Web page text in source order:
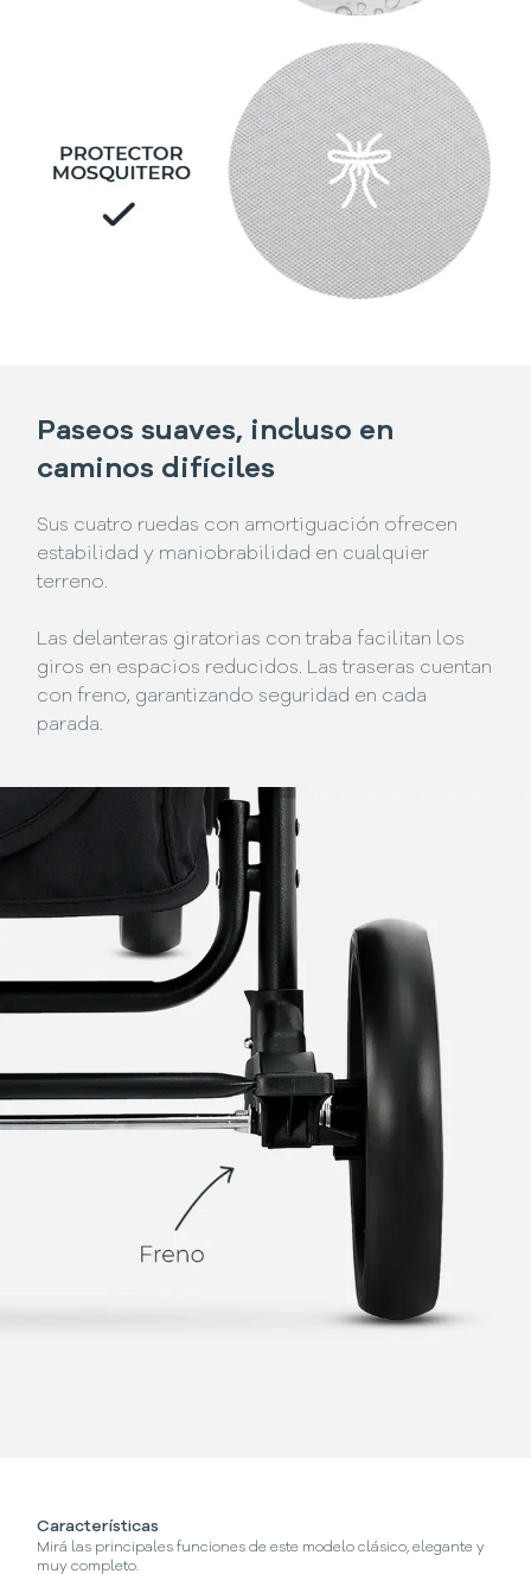
Paseos suaves, incluso en
caminos difíciles
Sus cuatro ruedas con amortiguación ofrecen
estabilidad y maniobrabilidad en cualquier
terreno.
Las delanteras giratorias con traba facilitan los
giros en espacios reducidos. Las traseras cuentan
con freno, garantizando seguridad en cada
parada.
Características
Mirá las principales funciones de este modelo clásico, elegante y
muy completo.